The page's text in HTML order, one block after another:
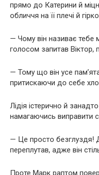
прямо до Катерини й
обличчя на її плечі й
— Чому він називає
голосом запитав Віктор,
— Тому що він усе
притискаючи до себе
Лідія істерично й
намагаючись виправити
— Це просто безглуздя!
переплутав, адже він
Проте Марк раптом